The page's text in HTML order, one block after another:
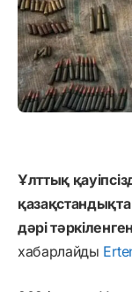
Ұлттық
дәрі
хабарлайды